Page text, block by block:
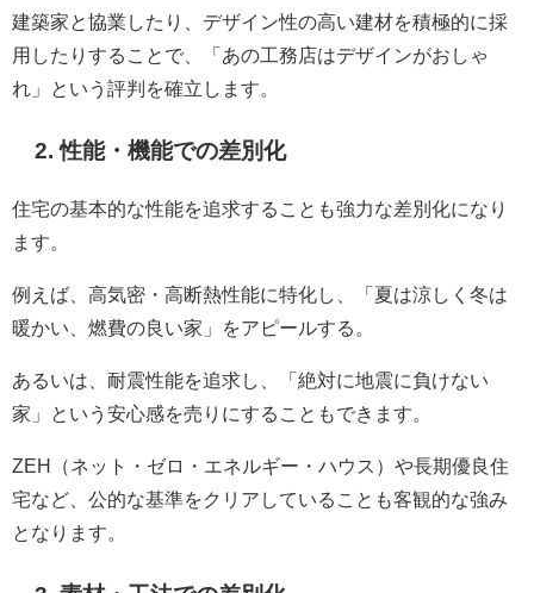
建築家と協業したり、デザイン性の高い建材を積極的に採
用したりすることで、「あの工務店はデザインがおしゃ
れ」という評判を確立します。
2. 性能・機能での差別化
住宅の基本的な性能を追求することも強力な差別化になり
ます。
例えば、高気密・高断熱性能に特化し、「夏は涼しく冬は
暖かい、燃費の良い家」をアピールする。
あるいは、耐震性能を追求し、「絶対に地震に負けない
家」という安心感を売りにすることもできます。
ZEH（ネット・ゼロ・エネルギー・ハウス）や長期優良住
宅など、公的な基準をクリアしていることも客観的な強み
となります。